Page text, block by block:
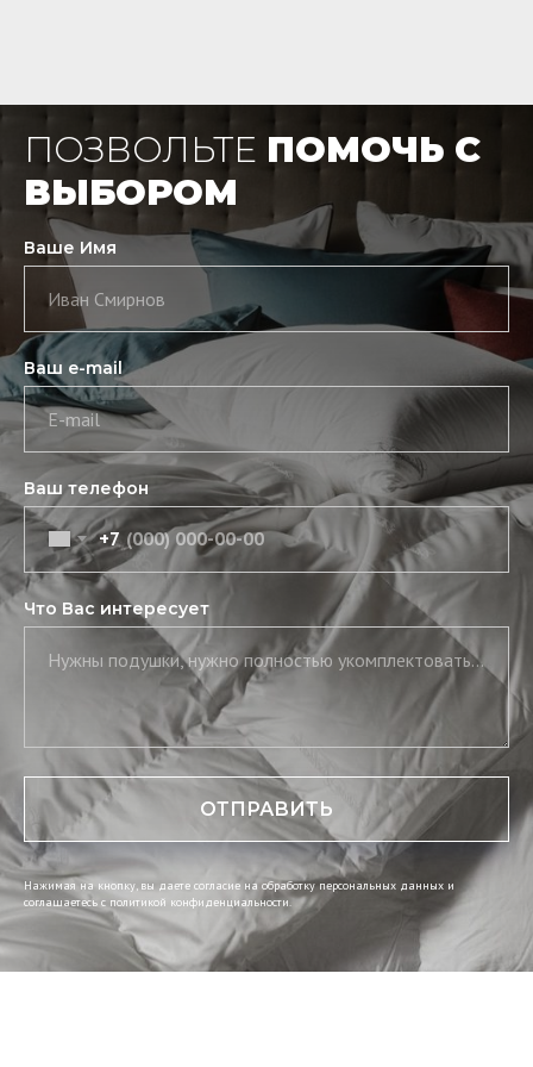
ПОЗВОЛЬТЕ ПОМОЧЬ С
ВЫБОРОМ
Ваше Имя
Иван Смирнов
Ваш e-mail
E-mail
Ваш телефон
+7
Что Вас интересует
Нужны подушки, нужно полностью укомплектовать постель, нужны скатерть и салфетки
ОТПРАВИТЬ
Нажимая на кнопку, вы даете согласие на обработку персональных данных и
соглашаетесь c политикой конфиденциальности.